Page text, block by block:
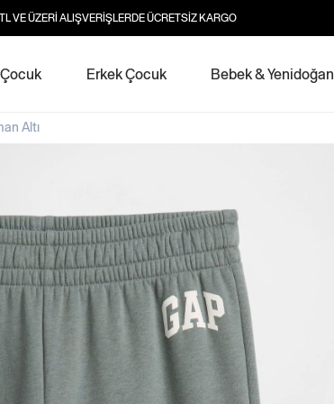
VE ÜZERİ ALIŞVERİŞLERDE ÜCRETSİZ KARGO
Çocuk Erkek Çocuk Bebek & Yenidoğan
Altı